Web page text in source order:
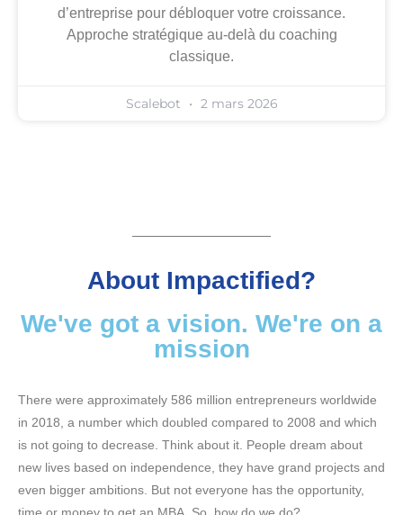
d’entreprise pour débloquer votre croissance.
Approche stratégique au-delà du coaching
classique.
Scalebot 2 mars 2026
About Impactified?
We've got a vision. We're on a
mission
There were approximately 586 million entrepreneurs worldwide
in 2018, a number which doubled compared to 2008 and which
is not going to decrease. Think about it. People dream about
new lives based on independence, they have grand projects and
even bigger ambitions. But not everyone has the opportunity,
time or money to get an MBA. So, how do we do?